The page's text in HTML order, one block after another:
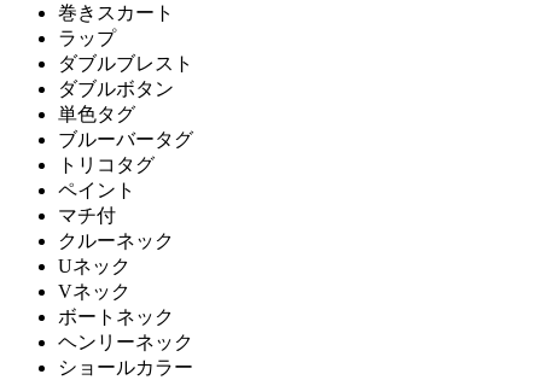
巻きスカート
ラップ
ダブルブレスト
ダブルボタン
単色タグ
ブルーバータグ
トリコタグ
ペイント
マチ付
クルーネック
Uネック
Vネック
ボートネック
ヘンリーネック
ショールカラー